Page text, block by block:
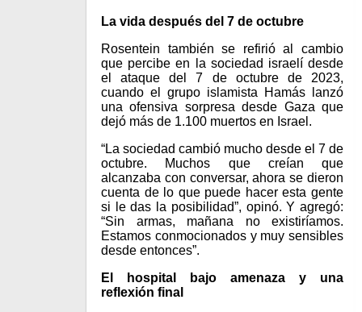
La vida después del 7 de octubre
Rosentein también se refirió al cambio
que percibe en la sociedad israelí desde
el ataque del 7 de octubre de 2023,
cuando el grupo islamista Hamás lanzó
una ofensiva sorpresa desde Gaza que
dejó más de 1.100 muertos en Israel.
“La sociedad cambió mucho desde el 7 de
octubre. Muchos que creían que
alcanzaba con conversar, ahora se dieron
cuenta de lo que puede hacer esta gente
si le das la posibilidad”, opinó. Y agregó:
“Sin armas, mañana no existiríamos.
Estamos conmocionados y muy sensibles
desde entonces”.
El hospital bajo amenaza y una
reflexión final